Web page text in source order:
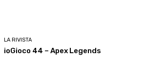
LA RIVISTA
ioGioco 44 – Apex Legends